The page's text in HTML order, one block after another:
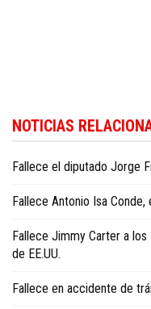
Republic news in English.
NOTICIAS
Fallece el diputado Jorge
Fallece Antonio Isa
Fallece Jimmy Carter a
de EE.UU.
Fallece en accidente de